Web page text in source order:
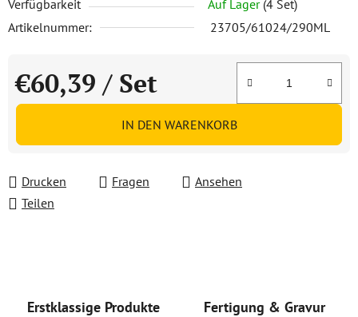
Verfügbarkeit Auf Lager (4 Set)
Artikelnummer:
23705/61024/290ML
€60,39 / Set
Verkaufspreis:
IN DEN WARENKORB
Drucken Fragen
Ansehen
Teilen
Erstklassige Produkte Fertigung & Gravur